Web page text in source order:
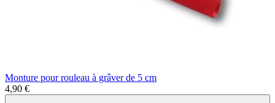
Monture pour rouleau à grâver de 5 cm
4,90 €